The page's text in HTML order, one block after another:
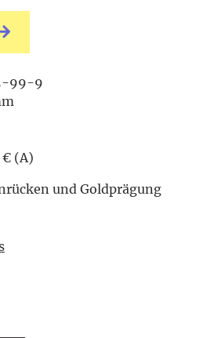
99-9
(A)
und Goldprägung